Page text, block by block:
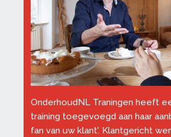
OnderhoudNL Traningen heeft
training toegevoegd aan haar
fan van uw klant'. Klantgericht